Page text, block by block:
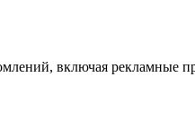
включая рекламные